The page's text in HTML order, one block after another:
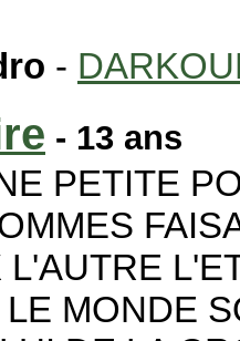
-
- 13 ans
PETITE
MONDE